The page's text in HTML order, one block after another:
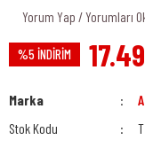
Yorum Yap / Yorumları
%5 İNDİRİM
Marka
Stok Kodu